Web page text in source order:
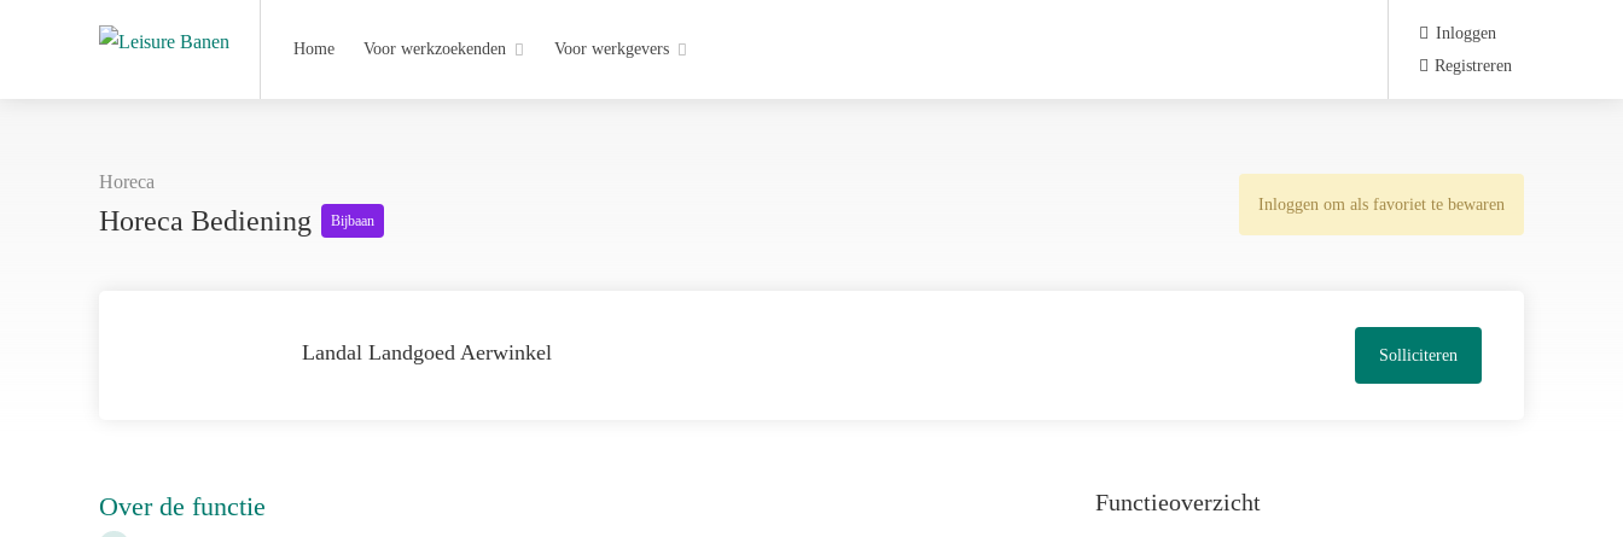
Home Voor werkzoekenden Voor werkgevers
Inloggen
Registreren
Horeca
Horeca Bediening Bijbaan
Inloggen om als favoriet te bewaren
Landal Landgoed Aerwinkel Solliciteren
Over de functie Functieoverzicht